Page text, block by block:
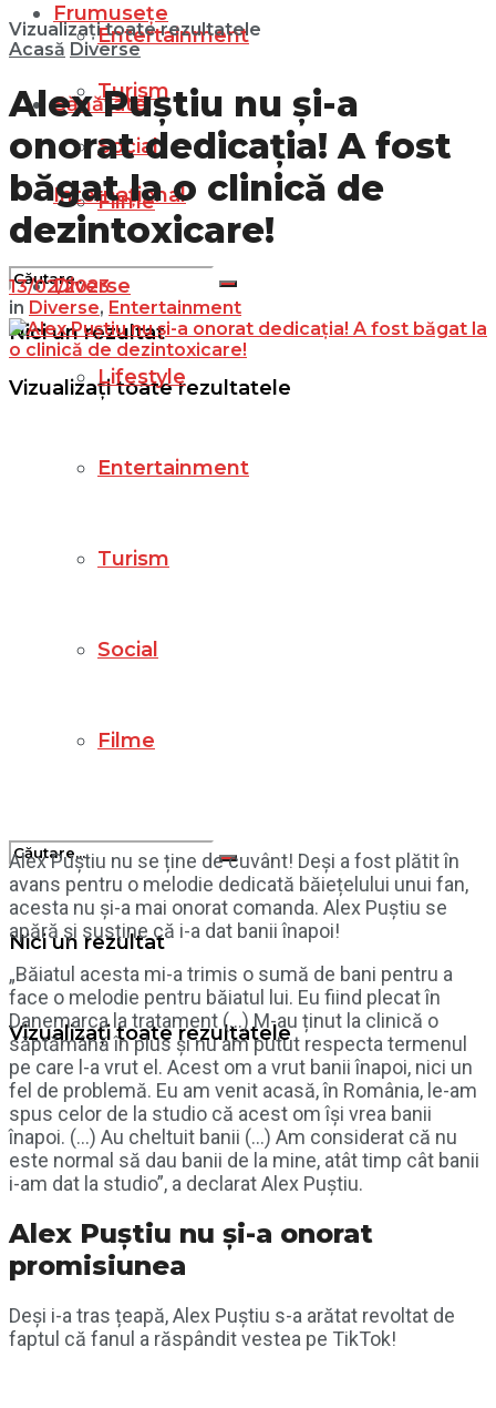
Entertainment
Turism
Social
Filme
Nici un rezultat
Vizualizați toate rezultatele
Frumusețe
Sănătate
Internațional
Diverse
Lifestyle
Entertainment
Turism
Social
Filme
Nici un rezultat
Vizualizați toate rezultatele
Vizualizați toate rezultatele
Acasă Diverse
Alex Puștiu nu și-a
onorat dedicația! A fost
băgat la o clinică de
dezintoxicare!
13/02/2023
in Diverse, Entertainment
Alex Puștiu nu se ține de cuvânt! Deși a fost plătit în
avans pentru o melodie dedicată băiețelului unui fan,
acesta nu și-a mai onorat comanda. Alex Puștiu se
apără și susține că i-a dat banii înapoi!
„Băiatul acesta mi-a trimis o sumă de bani pentru a
face o melodie pentru băiatul lui. Eu fiind plecat în
Danemarca la tratament (…) M-au ținut la clinică o
săptămână în plus și nu am putut respecta termenul
pe care l-a vrut el. Acest om a vrut banii înapoi, nici un
fel de problemă. Eu am venit acasă, în România, le-am
spus celor de la studio că acest om își vrea banii
înapoi. (…) Au cheltuit banii (…) Am considerat că nu
este normal să dau banii de la mine, atât timp cât banii
i-am dat la studio”, a declarat Alex Puștiu.
Alex Puștiu nu și-a onorat
promisiunea
Deși i-a tras țeapă, Alex Puștiu s-a arătat revoltat de
faptul că fanul a răspândit vestea pe TikTok!